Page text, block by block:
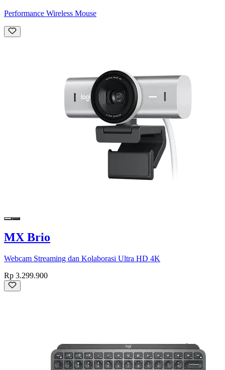
Performance Wireless Mouse
MX Brio
Webcam Streaming dan Kolaborasi Ultra HD 4K
Rp 3.299.900